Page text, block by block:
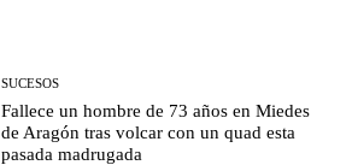
SUCESOS
Fallece un hombre de 73 años en Miedes
de Aragón tras volcar con un quad esta
pasada madrugada